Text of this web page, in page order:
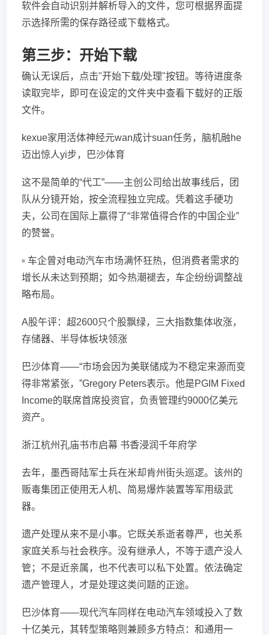
软件会自动识别并解析导入的文件，您可根据界面提
示选择所需的保存路径或下载格式。
第三步：开始下载
确认无误后，点击"开始下载/处理"按钮。等待进度条
读取完毕，即可在设定的文件夹中查看下载好的正版
文件。
kexue家用活体神经元wan成计suan任务，脑机融he
迈出惊人yi步，巴沙体育
这不是简单的“代工”——主创公司给出故事线后，团
队从分镜开始，按全流程独立完成。凭着这手硬功
夫，公司在国际上赢得了“非常值得合作的中国企业”
的赞誉。
▫️ 车企曾对电动汽车市场满怀狂热，但消费者需求的
增长从未达到预期；如今热潮褪去，车企纷纷调整战
略布局。
A股午评：超2600只个股飘绿，三大指数集体收涨，
存储器、半导体板块领涨
巴沙体育——“市场会因为美联储成为不稳定来源而变
得非常紧张，”Gregory Peters表示。他是PGIM Fixed
Income的联席首席投资官，负责管理约9000亿美元
资产。
浙江杭州孔庙书市启幕 书香浸润千年府学
去年，墨西哥陆军士兵在米却肯州街头巡逻。该州的
贩毒集团正使用无人机、简易爆炸装置等军用级武
器。
遗产处理从来不是小事。它既关系逝者尊严，也关系
家庭关系与社会秩序。没有继承人，不等于遗产没人
管；不是近亲属，也不代表可以私下处置。依法确定
遗产管理人，才是处理这类问题的正途。
巴沙体育——现代汽车同样在电动汽车领域投入了数
十亿美元，其转型策略则兼顾多方特点：和通用一